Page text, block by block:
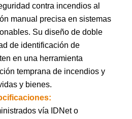
contra incendios al
manual precisa en sistemas
Su diseño de doble
de identificación de
en una herramienta
temprana de incendios y
y bienes.
vía IDNet o